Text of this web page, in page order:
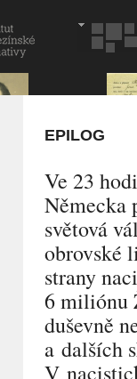
EPILOG
Ve 23
Německa
světová
obrovské
strany
6 miliónu
duševně
a dalších
V